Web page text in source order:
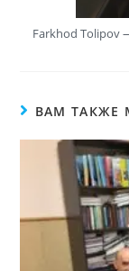
Farkhod Tolipov
ВАМ ТАКЖЕ